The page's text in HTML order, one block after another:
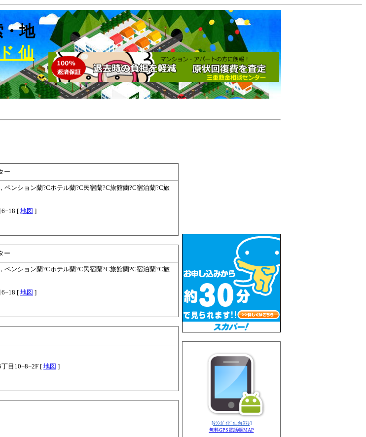
地
仙
[ﾀｳﾝｶﾞｲﾄﾞ仙台ｽﾏﾎ]
無料GPS電話帳MAP
ー
ンション蘭?Cホテル蘭?C民宿蘭?C旅館蘭?C宿泊蘭?C旅
[地図 ]
ー
ンション蘭?Cホテル蘭?C民宿蘭?C旅館蘭?C宿泊蘭?C旅
[地図 ]
目10−8−2F [ 地図 ]